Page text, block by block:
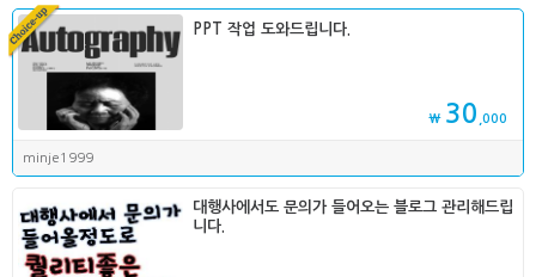
PPT 작업 도와드립니다.
₩ 30 ,000
minje1999
대행사에서도 문의가 들어오는 블로그 관리해드립
니다.